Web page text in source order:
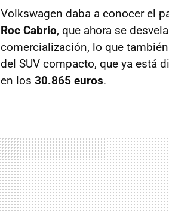
Volkswagen daba a conocer el
Roc Cabrio, que ahora se
comercialización, lo que
del SUV compacto, que ya está
en los 30.865 euros.